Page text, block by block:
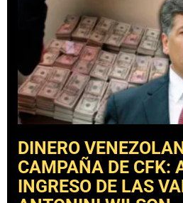
DINERO
CAMPAÑA DE CFK:
INGRESO DE LAS